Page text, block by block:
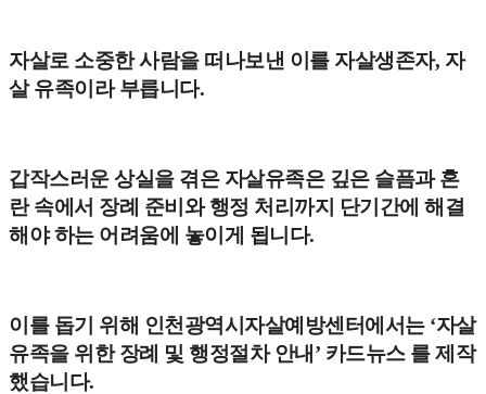
자살로 소중한 사람을 떠나보낸 이를 자살생존자, 자
살 유족이라 부릅니다.
갑작스러운 상실을 겪은 자살유족은 깊은 슬픔과 혼
란 속에서 장례 준비와 행정 처리까지 단기간에 해결
해야 하는 어려움에 놓이게 됩니다.
이를 돕기 위해 인천광역시자살예방센터에서는 ‘자살
유족을 위한 장례 및 행정절차 안내’ 카드뉴스 를 제작
했습니다.